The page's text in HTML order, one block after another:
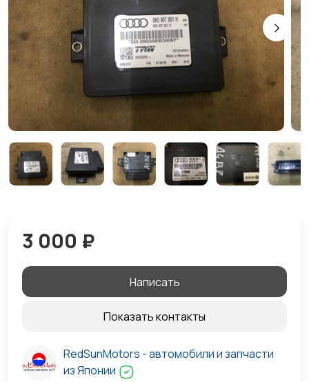
3 000 ₽
Написать
Показать контакты
RedSunMotors - автомобили и запчасти
из Японии